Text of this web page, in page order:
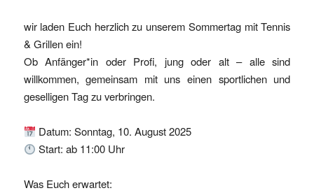
wir laden Euch herzlich zu unserem Sommertag mit Tennis
& Grillen ein!
Ob Anfänger*in oder Profi, jung oder alt – alle sind
willkommen, gemeinsam mit uns einen sportlichen und
geselligen Tag zu verbringen.
Datum: Sonntag, 10. August 2025
Start: ab 11:00 Uhr
Was Euch erwartet: